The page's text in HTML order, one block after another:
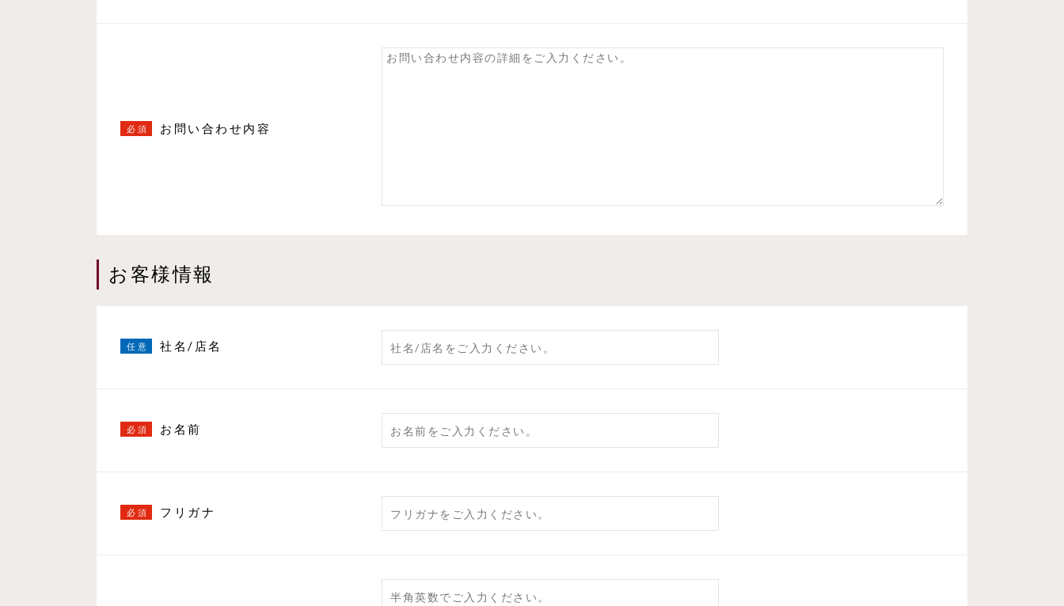
お問い合わせ内容
お客様情報
社名/店名
お名前
フリガナ